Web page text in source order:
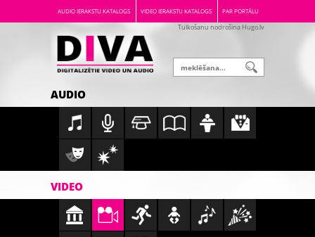
AUDIO IERAKSTU KATALOGS VIDEO IERAKSTU KATALOGS PAR PORTĀLU
Tulkošanu nodrošina Hugo.lv
AUDIO
VIDEO